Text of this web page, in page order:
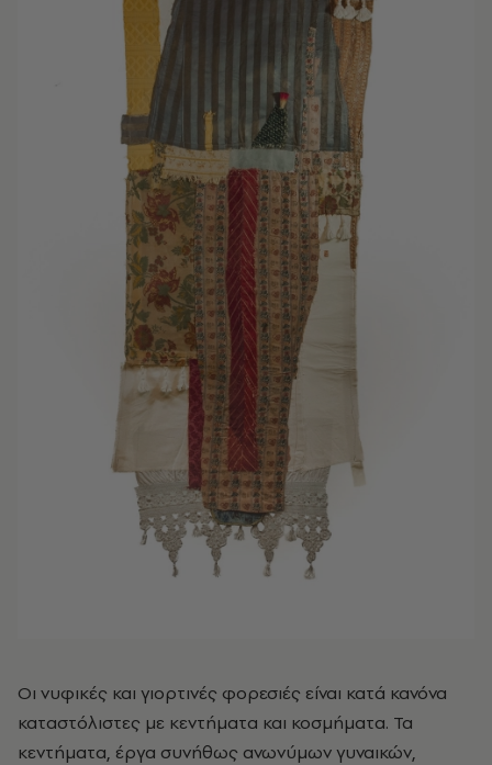
Οι νυφικές και γιορτινές φορεσιές είναι κατά κανόνα
καταστόλιστες με κεντήματα και κοσμήματα. Τα
κεντήματα, έργα συνήθως ανωνύμων γυναικών,